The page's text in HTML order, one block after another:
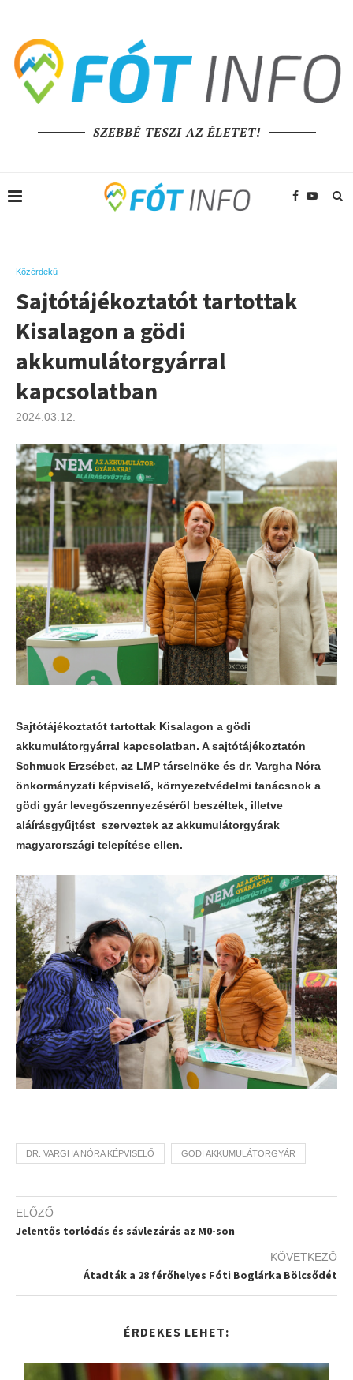
SZEBBÉ TESZI AZ ÉLETET!
Közérdekű
Sajtótájékoztatót tartottak
Kisalagon a gödi
akkumulátorgyárral
kapcsolatban
2024.03.12.
Sajtótájékoztatót tartottak Kisalagon a gödi
akkumulátorgyárral kapcsolatban. A sajtótájékoztatón
Schmuck Erzsébet, az LMP társelnöke és dr. Vargha Nóra
önkormányzati képviselő, környezetvédelmi tanácsnok a
gödi gyár levegőszennyezéséről beszéltek, illetve
aláírásgyűjtést szerveztek az akkumulátorgyárak
magyarországi telepítése ellen.
DR. VARGHA NÓRA KÉPVISELŐ GÖDI AKKUMULÁTORGYÁR
ELŐZŐ
Jelentős torlódás és sávlezárás az M0-son
KÖVETKEZŐ
Átadták a 28 férőhelyes Fóti Boglárka Bölcsődét
ÉRDEKES LEHET: